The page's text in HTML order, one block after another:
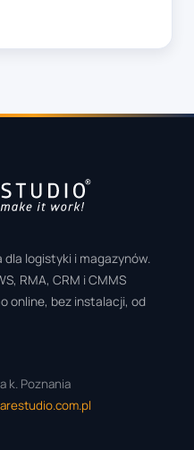
logistyki i magazynów.
RMA, CRM i CMMS
online, bez instalacji, od
k. Poznania